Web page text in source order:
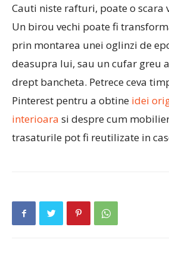
Cauti niste rafturi, poate o scara
Un birou vechi poate fi
prin montarea unei oglinzi de
deasupra lui, sau un cufar greu
drept bancheta. Petrece ceva
Pinterest pentru a obtine idei
interioara si despre cum
trasaturile pot fi reutilizate in